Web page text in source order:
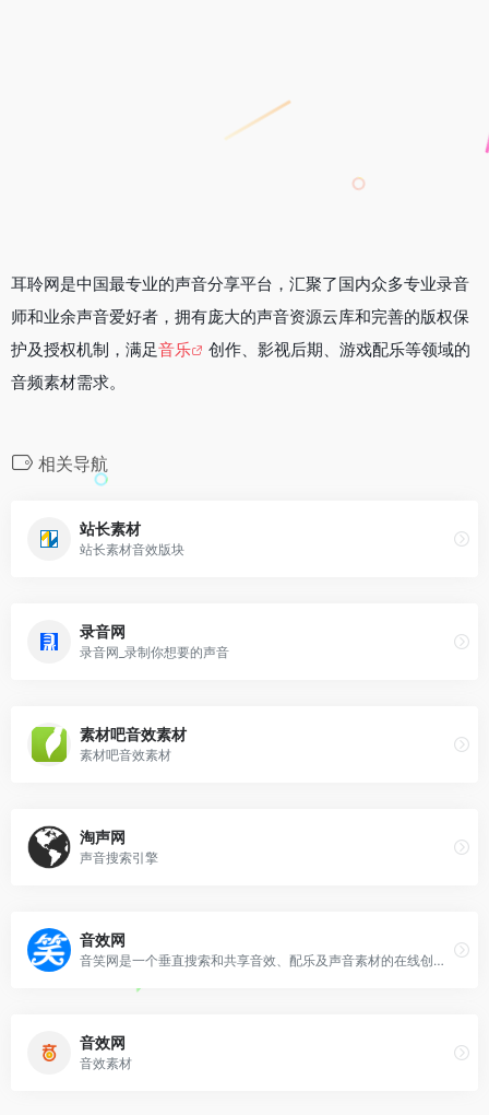
耳聆网是中国最专业的声音分享平台，汇聚了国内众多专业录音
师和业余声音爱好者，拥有庞大的声音资源云库和完善的版权保
护及授权机制，满足音乐
创作、影视后期、游戏配乐等领域的
音频素材需求。
相关导航
站长素材
站长素材音效版块
录音网
录音网_录制你想要的声音
素材吧音效素材
素材吧音效素材
淘声网
声音搜索引擎
音效网
音笑网是一个垂直搜索和共享音效、配乐及声音素材的在线创作分享和推广平台！
音效网
音效素材